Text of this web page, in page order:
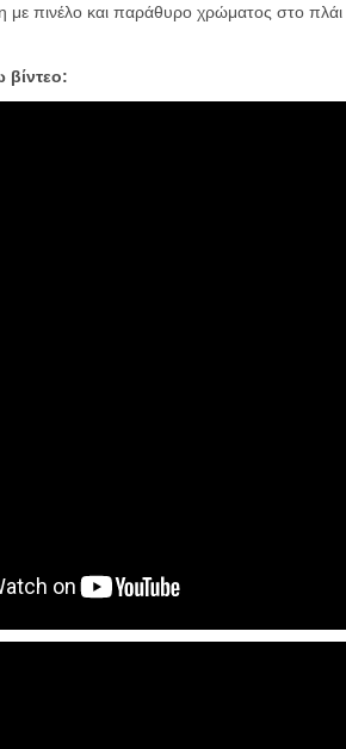
με πινέλο και παράθυρο χρώματος στο πλάι
βίντεο: